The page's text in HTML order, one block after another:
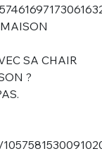
SA CHAIR
?